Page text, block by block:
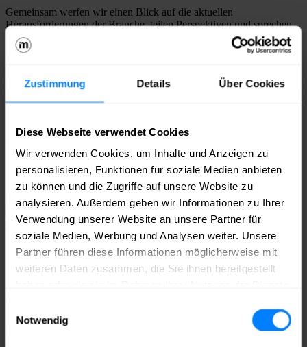
Zustimmung Details Über Cookies
Diese Webseite verwendet Cookies
Wir verwenden Cookies, um Inhalte und Anzeigen zu
personalisieren, Funktionen für soziale Medien anbieten
zu können und die Zugriffe auf unsere Website zu
analysieren. Außerdem geben wir Informationen zu Ihrer
Verwendung unserer Website an unsere Partner für
soziale Medien, Werbung und Analysen weiter. Unsere
Partner führen diese Informationen möglicherweise mit
weiteren Daten zusammen, die Sie ihnen bereitgestellt
Notwendig
Gemeinsam werfen wir einen Blick auf die aktuellen
Herausforderungen der Branche, teilen Perspektiven und sprechen
darüber, was die Zukunft von Games in Berlin braucht.
Florian Masuth
Head of medianet Games & New Business
030 2462 857 – 13masuth@medianet-bb.de
Ein Event von
Bei uns triffst du die richtigen Leute – aus deiner Branche und weit